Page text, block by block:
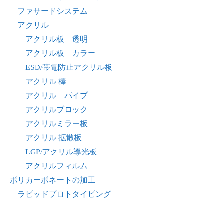
ファサードシステム
アクリル
アクリル板 透明
アクリル板 カラー
ESD/帯電防止アクリル板
アクリル 棒
アクリル パイプ
アクリルブロック
アクリルミラー板
アクリル 拡散板
LGP/アクリル導光板
アクリルフィルム
ポリカーボネートの加工
ラピッドプロトタイピング